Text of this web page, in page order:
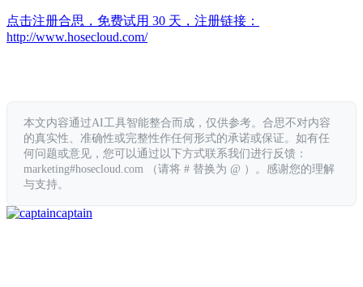
点击注册合思，免费试用 30 天，注册链接：
http://www.hosecloud.com/
本文内容通过AI工具智能整合而成，仅供参考。合思不对内容
的真实性、准确性或完整性作任何形式的承诺或保证。如有任
何问题或意见，您可以通过以下方式联系我们进行反馈：
marketing#hosecloud.com （请将 # 替换为 @ ）。感谢您的理解
与支持。
captain